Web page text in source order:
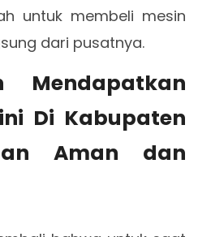
untuk membeli mesin
dari pusatnya.
Mendapatkan
Di Kabupaten
Aman dan